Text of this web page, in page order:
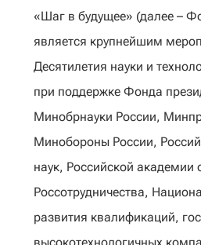
«Шаг в будущее» (далее –
является крупнейшим
Десятилетия науки и
при поддержке Фонда
Минобрнауки России,
Минобороны России,
наук, Российской академии
Россотрудничества,
развития квалификаций,